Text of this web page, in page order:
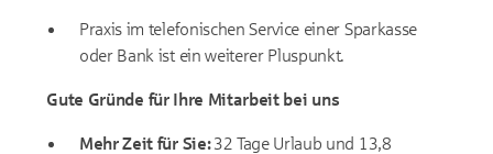
Praxis im telefonischen Service einer Sparkasse
oder Bank ist ein weiterer Pluspunkt.
Gute Gründe für Ihre Mitarbeit bei uns
Mehr Zeit für Sie:32 Tage Urlaub und 13,8